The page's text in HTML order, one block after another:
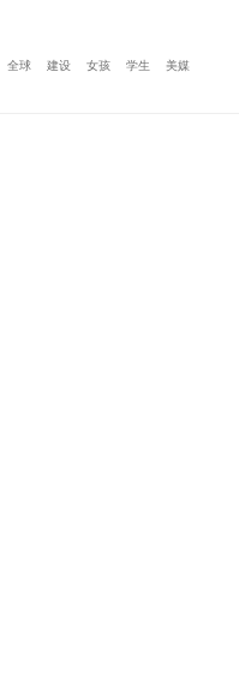
全球 建设 女孩 学生 美媒